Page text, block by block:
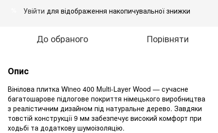
Увійти для відображення накопичувальної знижки
До обраного Порівняти
Опис
Вінілова плитка Wineo 400 Multi-Layer Wood — сучасне
багатошарове підлогове покриття німецького виробництва
з реалістичним дизайном під натуральне дерево. Завдяки
товстій конструкції 9 мм забезпечує високий комфорт при
ходьбі та додаткову шумоізоляцію.